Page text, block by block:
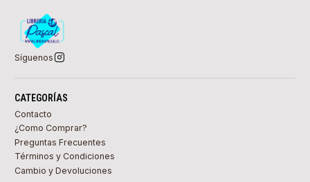
Síguenos
CATEGORÍAS
Contacto
¿Como Comprar?
Preguntas Frecuentes
Términos y Condiciones
Cambio y Devoluciones